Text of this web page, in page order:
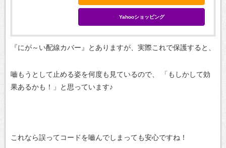
Yahooショッピング
『にが～い配線カバー』とありますが、実際これで保護すると、
嚙もうとして止める姿を何度も見ているので、
「もしかして効
果あるかも！」と思っています♪
これなら誤ってコードを嚙んでしまっても安心ですね！